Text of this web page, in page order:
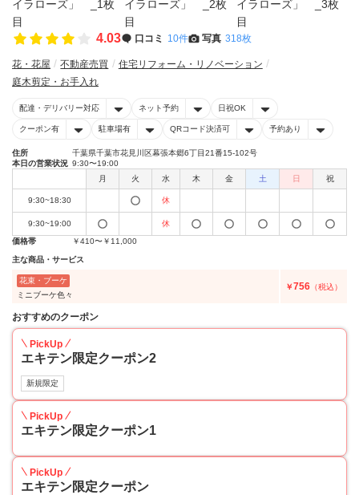
4.03 口コミ 10件 写真 318枚
花・花屋 不動産売買
住宅リフォーム・リノベーション
庭木剪定・お手入れ
配達・デリバリー対応 ネット予約 日祝OK
クーポン有 駐車場有 QRコード決済可 予約あり
住所
千葉県千葉市花見川区幕張本郷6丁目21番15-102号
本日の営業状況 9:30〜19:00
月
火 水 木 金 土 日 祝
9:30~18:30 休
9:30~19:00
休
価格帯
￥410〜￥11,000
主な商品・サービス
花束・ブーケ
ミニブーケ色々
￥756 （税込）
おすすめのクーポン
PickUp
エキテン限定クーポン2
新規限定
PickUp
エキテン限定クーポン1
PickUp
エキテン限定クーポン